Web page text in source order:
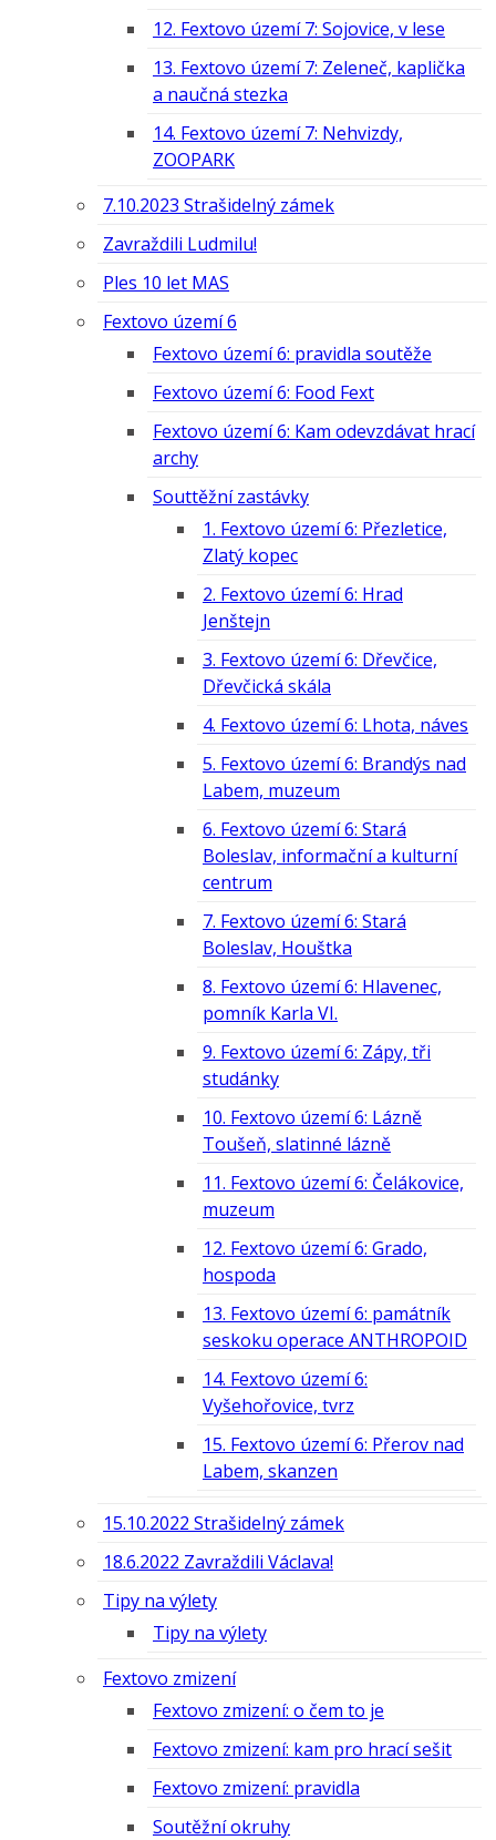
12. Fextovo území 7: Sojovice, v lese
13. Fextovo území 7: Zeleneč, kaplička
a naučná stezka
14. Fextovo území 7: Nehvizdy,
ZOOPARK
7.10.2023 Strašidelný zámek
Zavraždili Ludmilu!
Ples 10 let MAS
Fextovo území 6
Fextovo území 6: pravidla soutěže
Fextovo území 6: Food Fext
Fextovo území 6: Kam odevzdávat hrací
archy
Souttěžní zastávky
1. Fextovo území 6: Přezletice,
Zlatý kopec
2. Fextovo území 6: Hrad
Jenštejn
3. Fextovo území 6: Dřevčice,
Dřevčická skála
4. Fextovo území 6: Lhota, náves
5. Fextovo území 6: Brandýs nad
Labem, muzeum
6. Fextovo území 6: Stará
Boleslav, informační a kulturní
centrum
7. Fextovo území 6: Stará
Boleslav, Houštka
8. Fextovo území 6: Hlavenec,
pomník Karla VI.
9. Fextovo území 6: Zápy, tři
studánky
10. Fextovo území 6: Lázně
Toušeň, slatinné lázně
11. Fextovo území 6: Čelákovice,
muzeum
12. Fextovo území 6: Grado,
hospoda
13. Fextovo území 6: památník
seskoku operace ANTHROPOID
14. Fextovo území 6:
Vyšehořovice, tvrz
15. Fextovo území 6: Přerov nad
Labem, skanzen
15.10.2022 Strašidelný zámek
18.6.2022 Zavraždili Václava!
Tipy na výlety
Tipy na výlety
Fextovo zmizení
Fextovo zmizení: o čem to je
Fextovo zmizení: kam pro hrací sešit
Fextovo zmizení: pravidla
Soutěžní okruhy